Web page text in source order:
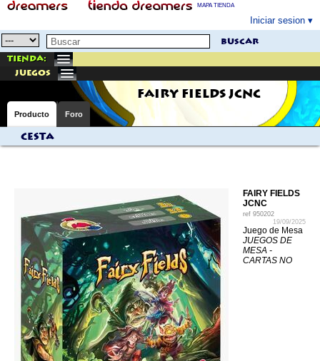
MAPA TIENDA
Iniciar sesion
buscar
Tienda:
juegos
FAIRY FIELDS JCNC
Producto Foro
Cesta
FAIRY FIELDS
JCNC
ref 950202
19/09/2025
Juego de Mesa
JUEGOS DE
MESA -
CARTAS NO